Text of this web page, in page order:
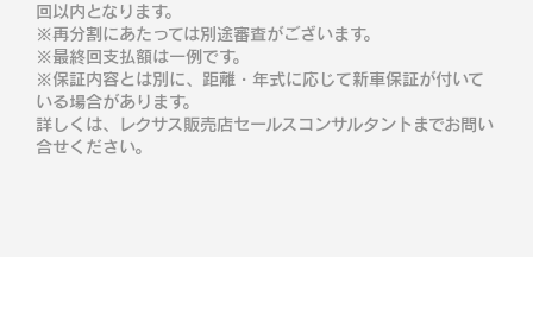
回以内となります。
※再分割にあたっては別途審査がございます。
※最終回支払額は一例です。
※保証内容とは別に、距離・年式に応じて新車保証が付いて
いる場合があります。
詳しくは、レクサス販売店セールスコンサルタントまでお問い
合せください。